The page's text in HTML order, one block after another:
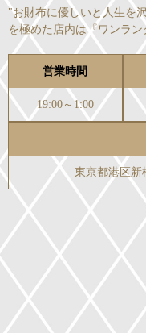
"お財布に優しいと人生を
を極めた店内は『ワンラン
営業時間
19:00～1:00
東京都港区新